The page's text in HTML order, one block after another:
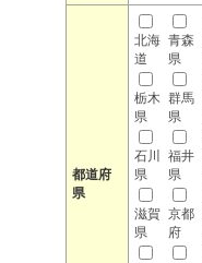
都道府
県
北海
道
青森
県
栃木
県
群馬
県
石川
県
福井
県
滋賀
県
京都
府